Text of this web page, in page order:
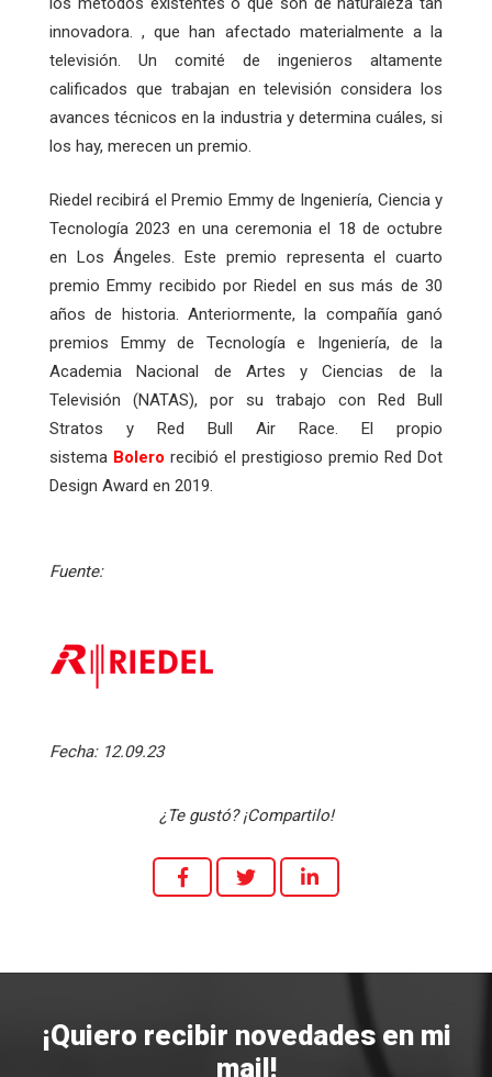
innovadora. , que han afectado materialmente a la
televisión. Un comité de ingenieros altamente
calificados que trabajan en televisión considera los
avances técnicos en la industria y determina cuáles, si
los hay, merecen un premio.
Riedel recibirá el Premio Emmy de Ingeniería, Ciencia y
Tecnología 2023 en una ceremonia el 18 de octubre
en Los Ángeles. Este premio representa el cuarto
premio Emmy recibido por Riedel en sus más de 30
años de historia. Anteriormente, la compañía ganó
premios Emmy de Tecnología e Ingeniería, de la
Academia Nacional de Artes y Ciencias de la
Televisión (NATAS), por su trabajo con Red Bull
Stratos y Red Bull Air Race. El propio
sistema Bolero recibió el prestigioso premio Red Dot
Design Award en 2019.
Fuente:
Fecha: 12.09.23
¿Te gustó? ¡Compartilo!
¡Quiero recibir novedades en mi
mail!